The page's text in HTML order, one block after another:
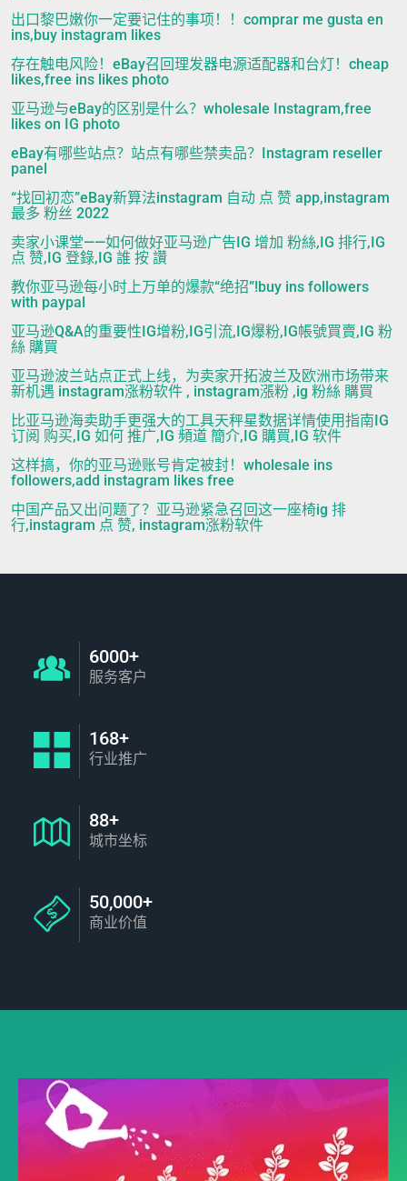
出口黎巴嫩你一定要记住的事项！！comprar me gusta en
ins,buy instagram likes
存在触电风险！eBay召回理发器电源适配器和台灯！cheap
likes,free ins likes photo
亚马逊与eBay的区别是什么？wholesale Instagram,free
likes on IG photo
eBay有哪些站点？站点有哪些禁卖品？Instagram reseller
panel
“找回初恋”eBay新算法instagram 自动 点 赞 app,instagram
最多 粉丝 2022
卖家小课堂——如何做好亚马逊广告IG 增加 粉絲,IG 排行,IG
点 赞,IG 登錄,IG 誰 按 讚
教你亚马逊每小时上万单的爆款“绝招”!buy ins followers
with paypal
亚马逊Q&A的重要性IG增粉,IG引流,IG爆粉,IG帳號買賣,IG 粉
絲 購買
亚马逊波兰站点正式上线，为卖家开拓波兰及欧洲市场带来
新机遇 instagram涨粉软件 , instagram漲粉 ,ig 粉絲 購買
比亚马逊海卖助手更强大的工具天秤星数据详情使用指南IG
订阅 购买,IG 如何 推广,IG 頻道 簡介,IG 購買,IG 软件
这样搞，你的亚马逊账号肯定被封！wholesale ins
followers,add instagram likes free
中国产品又出问题了？亚马逊紧急召回这一座椅ig 排
行,instagram 点 赞, instagram涨粉软件
6000+
服务客户
168+
行业推广
88+
城市坐标
50,000+
商业价值